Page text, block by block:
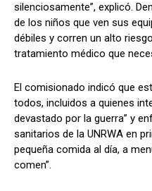
silenciosamente”, explicó.
de los niños que ven sus
débiles y corren un alto
tratamiento médico que
El comisionado indicó que
todos, incluidos a quienes
devastado por la guerra” y
sanitarios de la UNRWA en
pequeña comida al día, a
comen”.